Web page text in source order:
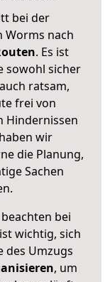
bei der
Worms nach
. Es ist
sowohl sicher
ratsam,
frei von
Hindernissen
wir
die Planung,
Sachen
bei
wichtig, sich
des Umzugs
, um